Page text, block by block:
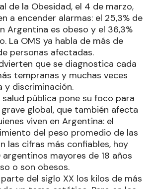
de la Obesidad, el 4 de marzo,
a encender alarmas: el 25,3% de
Argentina es obeso y el 36,3%
La OMS ya habla de más de
personas afectadas.
que se diagnostica cada
tempranas y muchas veces
y discriminación.
salud pública pone su foco para
global, que también afecta
viven en Argentina: el
del peso promedio de las
las cifras más confiables, hoy
argentinos mayores de 18 años
o son obesos.
del siglo XX los kilos de más